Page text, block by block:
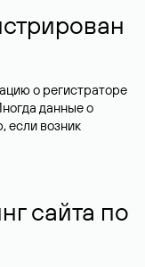
о регистраторе
данные о
если возник
сайта по